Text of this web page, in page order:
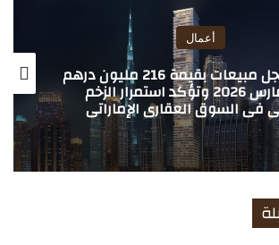
أعمال
ريفاين تسجل مبيعات بقيمة 216 مليون درهم
خلال مارس 2026 وتؤكد استمرار الزخم
في السوق العقاري الإماراتي